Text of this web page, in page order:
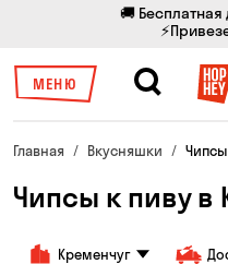
🚚 Бесплатная
МЕНЮ
Главная Вкусняшки Чипсы
Чипсы к пиву в
Кременчуг